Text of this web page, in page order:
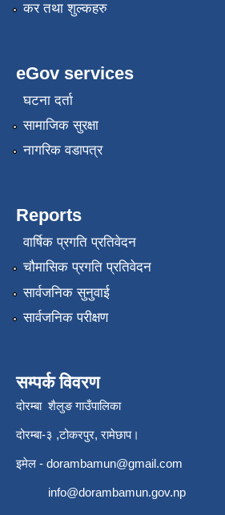
कर तथा शुल्कहरु
eGov services
घटना दर्ता
सामाजिक सुरक्षा
नागरिक वडापत्र
Reports
वार्षिक प्रगति प्रतिवेदन
चौमासिक प्रगति प्रतिवेदन
सार्वजनिक सुनुवाई
सार्वजनिक परीक्षण
सम्पर्क विवरण
दोरम्बा शैलुङ गाउँपालिका
दोरम्बा-३ ,टोकरपुर, रामेछाप।
इमेल - dorambamun@gmail.com
info@dorambamun.gov.np